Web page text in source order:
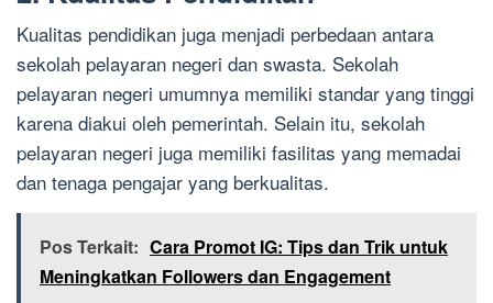
Kualitas pendidikan juga menjadi perbedaan antara
sekolah pelayaran negeri dan swasta. Sekolah
pelayaran negeri umumnya memiliki standar yang tinggi
karena diakui oleh pemerintah. Selain itu, sekolah
pelayaran negeri juga memiliki fasilitas yang memadai
dan tenaga pengajar yang berkualitas.
Pos Terkait: Cara Promot IG: Tips dan Trik untuk
Meningkatkan Followers dan Engagement